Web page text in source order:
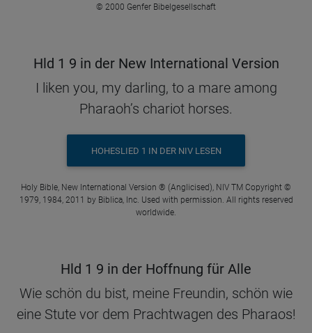
© 2000 Genfer Bibelgesellschaft
Hld 1 9 in der New International Version
I liken you, my darling, to a mare among
Pharaoh’s chariot horses.
HOHESLIED 1 IN DER NIV LESEN
Holy Bible, New International Version ® (Anglicised), NIV TM Copyright ©
1979, 1984, 2011 by Biblica, Inc. Used with permission. All rights reserved
worldwide.
Hld 1 9 in der Hoffnung für Alle
Wie schön du bist, meine Freundin, schön wie
eine Stute vor dem Prachtwagen des Pharaos!